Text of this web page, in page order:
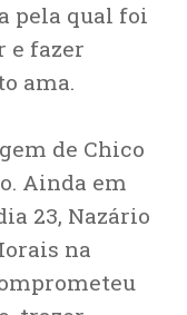
pela qual foi
e fazer
ama.
de Chico
Ainda em
23, Nazário
na